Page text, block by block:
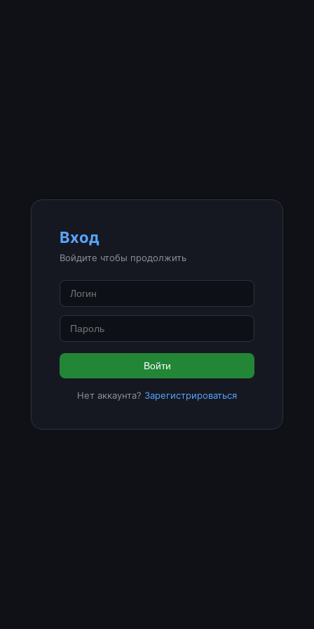
Вход
Войдите чтобы продолжить
Войти
Нет аккаунта? Зарегистрироваться